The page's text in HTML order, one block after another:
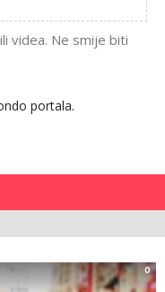
videa. Ne smije biti
portala.
0